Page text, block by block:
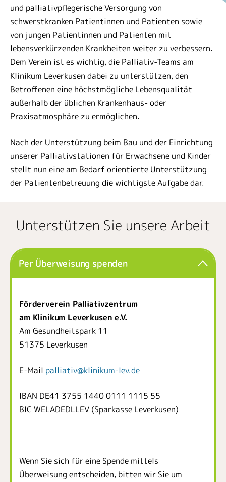
und palliativpflegerische Versorgung von
schwerstkranken Patientinnen und Patienten sowie
von jungen Patientinnen und Patienten mit
lebensverkürzenden Krankheiten weiter zu verbessern.
Dem Verein ist es wichtig, die Palliativ-Teams am
Klinikum Leverkusen dabei zu unterstützen, den
Betroffenen eine höchstmögliche Lebensqualität
außerhalb der üblichen Krankenhaus- oder
Praxisatmosphäre zu ermöglichen.
Nach der Unterstützung beim Bau und der Einrichtung
unserer Palliativstationen für Erwachsene und Kinder
stellt nun eine am Bedarf orientierte Unterstützung
der Patientenbetreuung die wichtigste Aufgabe dar.
Unterstützen Sie unsere Arbeit
Per Überweisung spenden
Förderverein Palliativzentrum
am Klinikum Leverkusen e.V.
Am Gesundheitspark 11
51375 Leverkusen
E-Mail palliativ@klinikum-lev.de
IBAN DE41 3755 1440 0111 1115 55
BIC WELADEDLLEV (Sparkasse Leverkusen)
Wenn Sie sich für eine Spende mittels
Überweisung entscheiden, bitten wir Sie um